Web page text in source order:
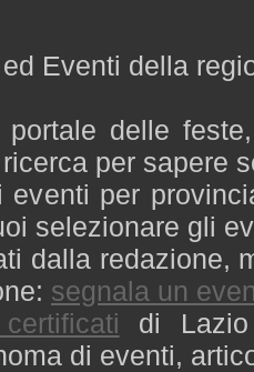
Eventi della
delle
per sapere
eventi per
selezionare gli
dalla redazione,
segnala un
di
di eventi,